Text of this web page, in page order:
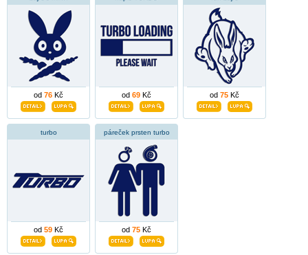
od 76 Kč od 69 Kč od 75 Kč
turbo
od 59 Kč
páreček prsten turbo
od 75 Kč